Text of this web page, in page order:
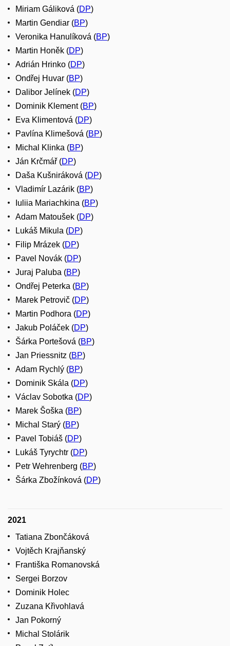
Miriam Gáliková (DP)
Martin Gendiar (BP)
Veronika Hanulíková (BP)
Martin Honěk (DP)
Adrián Hrinko (DP)
Ondřej Huvar (BP)
Dalibor Jelínek (DP)
Dominik Klement (BP)
Eva Klimentová (DP)
Pavlína Klimešová (BP)
Michal Klinka (BP)
Ján Krčmář (DP)
Daša Kušniráková (DP)
Vladimír Lazárik (BP)
Iuliia Mariachkina (BP)
Adam Matoušek (DP)
Lukáš Mikula (DP)
Filip Mrázek (DP)
Pavel Novák (DP)
Juraj Paluba (BP)
Ondřej Peterka (BP)
Marek Petrovič (DP)
Martin Podhora (DP)
Jakub Poláček (DP)
Šárka Portešová (BP)
Jan Priessnitz (BP)
Adam Rychlý (BP)
Dominik Skála (DP)
Václav Sobotka (DP)
Marek Šoška (BP)
Michal Starý (BP)
Pavel Tobiáš (DP)
Lukáš Tyrychtr (DP)
Petr Wehrenberg (BP)
Šárka Zbožínková (DP)
2021
Tatiana Zbončáková
Vojtěch Krajňanský
Františka Romanovská
Sergei Borzov
Dominik Holec
Zuzana Křivohlavá
Jan Pokorný
Michal Stolárik